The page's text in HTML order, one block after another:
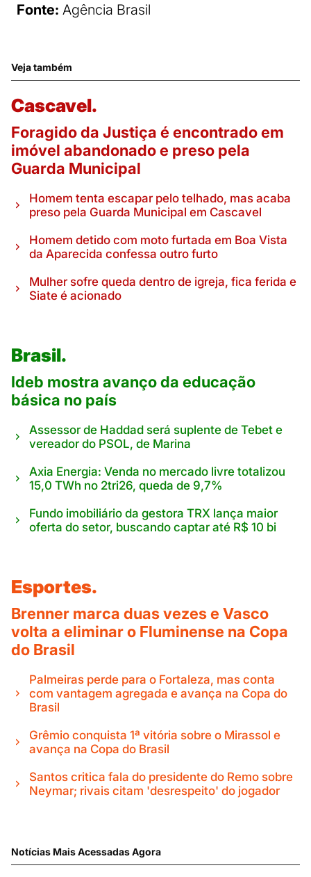
Fonte: Agência Brasil
Veja também
Cascavel.
Foragido da Justiça é encontrado em
imóvel abandonado e preso pela
Guarda Municipal
Homem tenta escapar pelo telhado, mas acaba
preso pela Guarda Municipal em Cascavel
Homem detido com moto furtada em Boa Vista
da Aparecida confessa outro furto
Mulher sofre queda dentro de igreja, fica ferida e
Siate é acionado
Brasil.
Ideb mostra avanço da educação
básica no país
Assessor de Haddad será suplente de Tebet e
vereador do PSOL, de Marina
Axia Energia: Venda no mercado livre totalizou
15,0 TWh no 2tri26, queda de 9,7%
Fundo imobiliário da gestora TRX lança maior
oferta do setor, buscando captar até R$ 10 bi
Esportes.
Brenner marca duas vezes e Vasco
volta a eliminar o Fluminense na Copa
do Brasil
Palmeiras perde para o Fortaleza, mas conta
com vantagem agregada e avança na Copa do
Brasil
Grêmio conquista 1ª vitória sobre o Mirassol e
avança na Copa do Brasil
Santos critica fala do presidente do Remo sobre
Neymar; rivais citam 'desrespeito' do jogador
Notícias Mais Acessadas Agora